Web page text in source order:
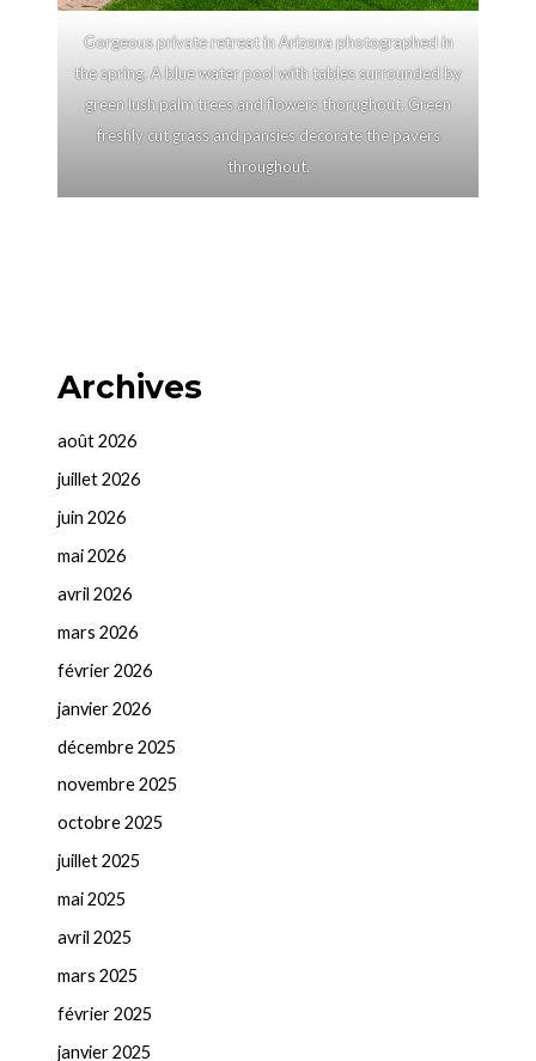
Gorgeous private retreat in Arizona photographed in
the spring. A blue water pool with tables surrounded by
green lush palm trees and flowers thorughout. Green
freshly cut grass and pansies decorate the pavers
throughout.
Archives
août 2026
juillet 2026
juin 2026
mai 2026
avril 2026
mars 2026
février 2026
janvier 2026
décembre 2025
novembre 2025
octobre 2025
juillet 2025
mai 2025
avril 2025
mars 2025
février 2025
janvier 2025